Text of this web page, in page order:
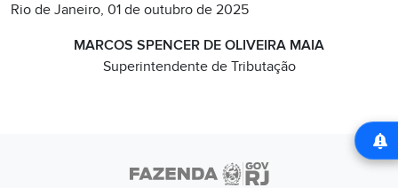
Rio de Janeiro, 01 de outubro de 2025
MARCOS SPENCER DE OLIVEIRA MAIA
Superintendente de Tributação